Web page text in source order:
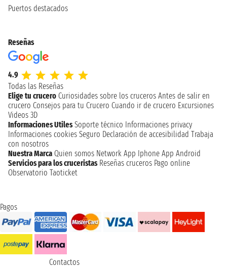
Puertos destacados
Reseñas
4.9
Todas las Reseñas
Elige tu crucero Curiosidades sobre los cruceros Antes de salir en
crucero Consejos para tu Crucero Cuando ir de crucero Excursiones
Videos 3D
Informaciones Utiles Soporte técnico Informaciones privacy
Informaciones cookies Seguro Declaración de accesibilidad Trabaja
con nosotros
Nuestra Marca Quien somos Network App Iphone App Android
Servicios para los cruceristas Reseñas cruceros Pago online
Observatorio Taoticket
Pagos
Contactos